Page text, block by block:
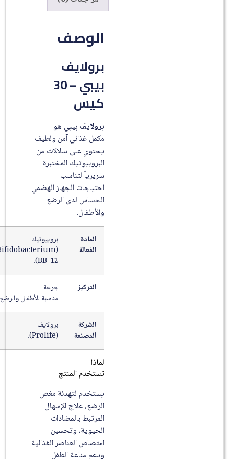
الوصف
برولايف
بيبي – 30
كيس
برولايف بيبيهو
مكمل غذائي آمن ولطيف
يحتوي على سلالات من
البروبيوتيك المختبرة
سريرياً لتناسب
احتياجات الجهاز الهضمي
الحساس لدى الرضع
والأطفال.
المادة
الفعالة
بروبيوتيك
BB-12).
التركيز
جرعة
مناسبة للأطفال والرضع.
الشركة
المصنعة
برولايف
لماذا
تستخدم المنتج
يستخدم لتهدئة مغص
الرضع، علاج الإسهال
المرتبط بالمضادات
الحيوية، وتحسين
امتصاص العناصر الغذائية
ودعم مناعة الطفل